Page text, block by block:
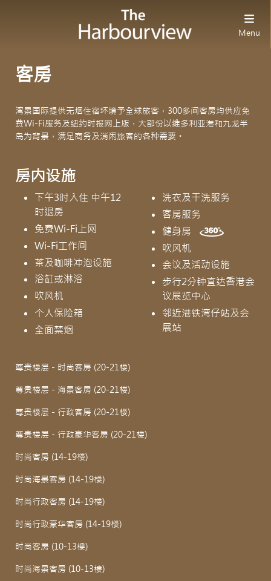
Menu
客房
湾景国际提供无烟住宿环境予全球旅客，300多间客房均供应免
费Wi-Fi服务及纽约时报网上版，大部份以维多利亚港和九龙半
岛为背景，满足商务及消闲旅客的各种需要。
房内设施
下午3时入住 中午12
时退房
免费Wi-Fi上网
Wi-Fi工作间
茶及咖啡冲泡设施
浴缸或淋浴
吹风机
个人保险箱
全面禁烟
洗衣及干洗服务
客房服务
健身房
吹风机
会议及活动设施
步行2分钟直达香港会
议展览中心
邻近港铁湾仔站及会
展站
尊贵楼层 - 时尚客房 (20-21楼)
尊贵楼层 - 海景客房 (20-21楼)
尊贵楼层 - 行政客房 (20-21楼)
尊贵楼层 - 行政豪华客房 (20-21楼)
时尚客房 (14-19楼)
时尚海景客房 (14-19楼)
时尚行政客房 (14-19楼)
时尚行政豪华客房 (14-19楼)
时尚客房 (10-13樓)
时尚海景客房 (10-13樓)